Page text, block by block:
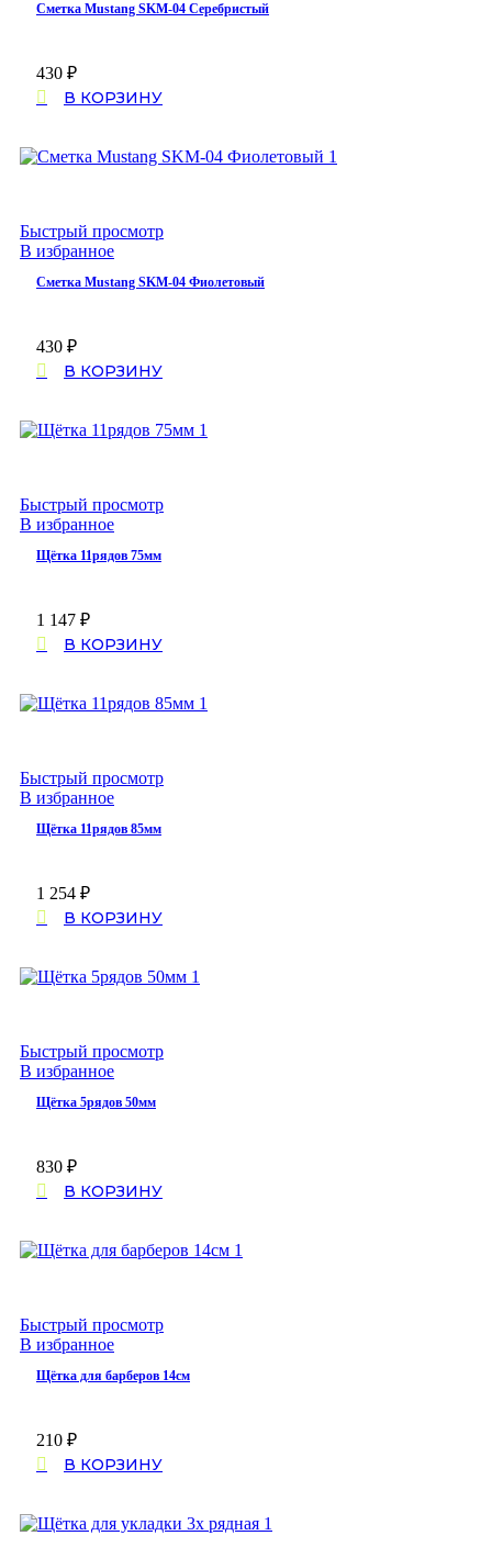
Сметка Mustang SKM-04 Серебристый
430 ₽
В КОРЗИНУ
Быстрый просмотр
В избранное
Сметка Mustang SKM-04 Фиолетовый
430 ₽
В КОРЗИНУ
Быстрый просмотр
В избранное
Щётка 11рядов 75мм
1 147 ₽
В КОРЗИНУ
Быстрый просмотр
В избранное
Щётка 11рядов 85мм
1 254 ₽
В КОРЗИНУ
Быстрый просмотр
В избранное
Щётка 5рядов 50мм
830 ₽
В КОРЗИНУ
Быстрый просмотр
В избранное
Щётка для барберов 14см
210 ₽
В КОРЗИНУ